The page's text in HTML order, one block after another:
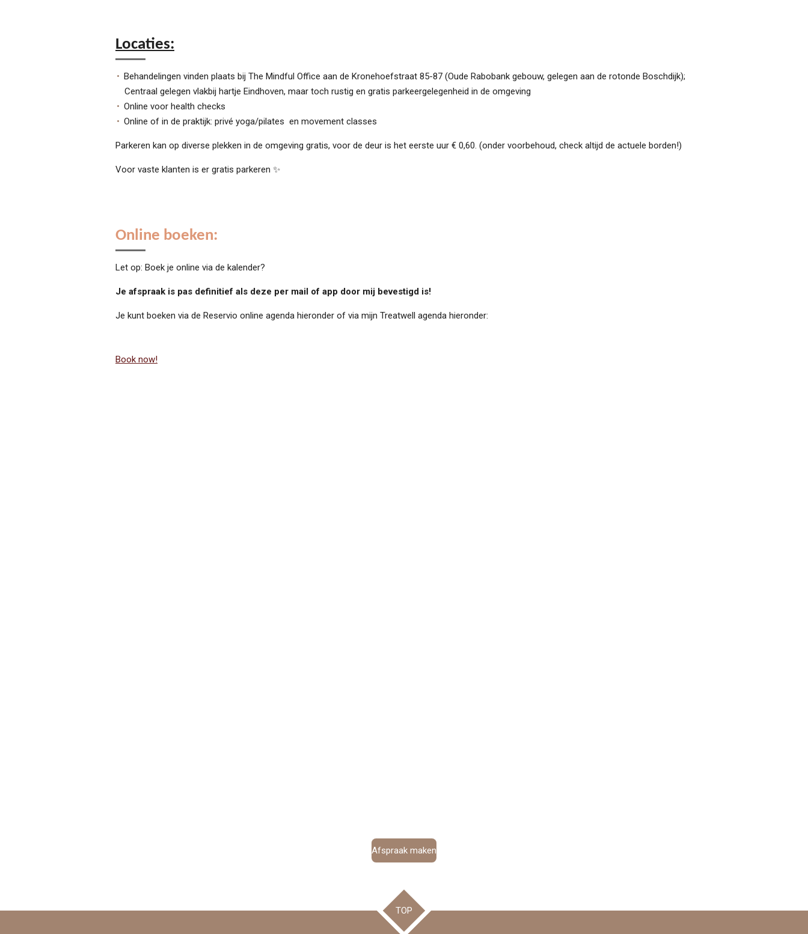
Locaties:
Behandelingen vinden plaats bij The Mindful Office aan de Kronehoefstraat 85-87 (Oude Rabobank gebouw, gelegen aan de rotonde Boschdijk);
Centraal gelegen vlakbij hartje Eindhoven, maar toch rustig en gratis parkeergelegenheid in de omgeving
Online voor health checks
Online of in de praktijk: privé yoga/pilates en movement classes
Parkeren kan op diverse plekken in de omgeving gratis, voor de deur is het eerste uur € 0,60. (onder voorbehoud, check altijd de actuele borden!)
Voor vaste klanten is er gratis parkeren ✨
Online boeken:
Let op: Boek je online via de kalender?
Je afspraak is pas definitief als deze per mail of app door mij bevestigd is!
Je kunt boeken via de Reservio online agenda hieronder of via mijn Treatwell agenda hieronder:
Book now!
Afspraak maken
TOP